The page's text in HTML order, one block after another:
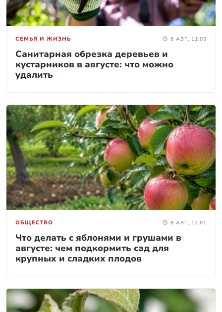
СЕМЬЯ И ЖИЗНЬ 9 АВГ, 11:05
Санитарная обрезка деревьев и
кустарников в августе: что можно
удалить
ОБЩЕСТВО 8 АВГ, 12:01
Что делать с яблонями и грушами в
августе: чем подкормить сад для
крупных и сладких плодов